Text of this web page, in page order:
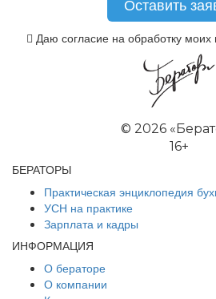
Даю согласие на обработку
© 2026
16+
БЕРАТОРЫ
Практическая энциклопедия
УСН на практике
Зарплата и кадры
ИНФОРМАЦИЯ
О бераторе
О компании